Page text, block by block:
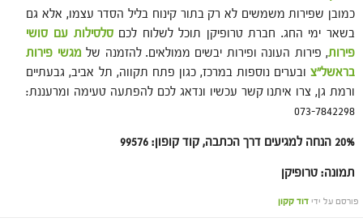
כמובן שפירות משמשים לא רק בתור קינוח בליל הסדר עצמו, אלא גם
בשאר ימי החג. חברת טרופיקן תוכל לשלוח לכםסלסילות עם סושי
פירות, פירות העונה ופירות יבשים ממולאים. להזמנה של מגשי פירות
בראשל"צ ובערים נוספות במרכז, כגון פתח תקווה, תל אביב, גבעתיים
ורמת גן, צרו איתנו קשר עכשיו ונדאג לכם להפתעה טעימה ומרעננת:
073-7842298
20% הנחה למגיעים דרך הכתבה, קוד קופון: 99576
תמונה: טרופיקן
פורסם על ידי דוד קקון